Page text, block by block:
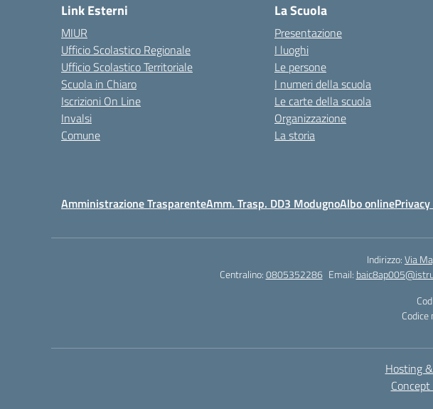
Link Esterni
MIUR
Ufficio Scolastico Regionale
Ufficio Scolastico Territoriale
Scuola in Chiaro
Iscrizioni On Line
Invalsi
Comune
La Scuola
Presentazione
I luoghi
Le persone
I numeri della scuola
Le carte della scuola
Organizzazione
La storia
Amministrazione TrasparenteAmm. Trasp. DD3 ModugnoAlbo online
Indirizzo:Via
Centralino:0805352286 Email:
Hosting